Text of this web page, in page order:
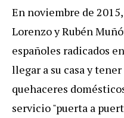
En noviembre de
Lorenzo y Rubén
españoles radicados
llegar a su casa y
quehaceres
servicio "puerta a